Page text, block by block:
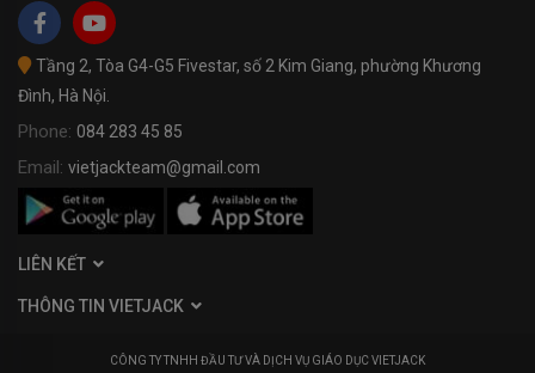
Tầng 2, Tòa G4-G5 Fivestar, số 2 Kim Giang, phường Khương
Đình, Hà Nội.
Phone: 084 283 45 85
Email: vietjackteam@gmail.com
LIÊN KẾT
THÔNG TIN VIETJACK
CÔNG TY TNHH ĐẦU TƯ VÀ DỊCH VỤ GIÁO DỤC VIETJACK